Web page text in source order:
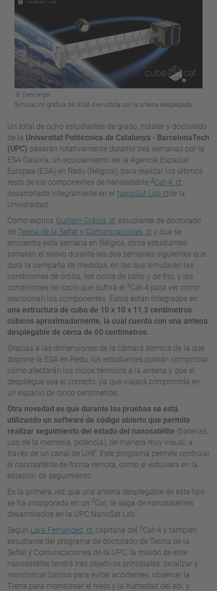
Descargar
Simulación gráfica del 3Cat-4 en órbita con la antena desplegada
Un total de ocho estudiantes de grado, máster y doctorado
de la Universitat Politècnica de Catalunya - BarcelonaTech
(UPC) pasarán rotativamente durante tres semanas por la
ESA Galaxia, un equipamiento de la Agencia Espacial
Europea (ESA) en Redu (Bélgica), para realizar los últimos
tests de los componentes de nanosatélite 3Cat-4
,
desarrollado íntegramente en el NanoSat Lab
de la
Universidad.
Como explica Guillem Gràcia
, estudiante de doctorado
de Teoría de la Señal y Comunicaciones
y que se
encuentra esta semana en Bélgica, otros estudiantes
tomarán el relevo durante las dos semanas siguientes que
dura la campaña de medidas, en las que simularán las
condiciones de órbita, los ciclos de calor y de frío, y las
condiciones de vacío que sufrirá el 3Cat-4 para ver cómo
reaccionan los componentes. Estos están integrados en
una estructura de cubo de 10 x 10 x 11,3 centímetros
cúbicos aproximadamente, la cual cuenta con una antena
desplegable de cerca de 60 centímetros.
Gracias a las dimensiones de la cámara térmica de la que
dispone la ESA en Redu, los estudiantes podrán comprobar
cómo afectarán los ciclos térmicos a la antena y que el
despliegue sea el correcto, ya que viajará comprimida en
un espacio de cinco centímetros.
Otra novedad es que durante las pruebas se está
utilizando un software de código abierto que permite
realizar seguimiento del estado del nanosatélite (baterías,
uso de la memoria, potencia), de manera muy visual, a
través de un canal de UHF. Este programa permite controlar
el nanosatélite de forma remota, como si estuviera en la
estación de seguimiento.
Es la primera vez que una antena desplegable de este tipo
se ha incorporado en un 3Cat, la saga de nanosatélites
desarrollados en la UPC NanoSat Lab.
Según Lara Fernández , capitana del 3Cat-4 y también
estudiante del programa de doctorado de Teoría de la
Señal y Comunicaciones de la UPC, la misión de este
nanosatélite tendrá tres objetivos principales: localizar y
monitorizar barcos para evitar accidentes, observar la
Tierra para monitorear el hielo y la humedad del sol, y